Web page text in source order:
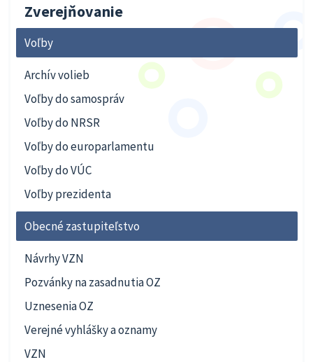
Zverejňovanie
Voľby
Archív volieb
Voľby do samospráv
Voľby do NRSR
Voľby do europarlamentu
Voľby do VÚC
Voľby prezidenta
Obecné zastupiteľstvo
Návrhy VZN
Pozvánky na zasadnutia OZ
Uznesenia OZ
Verejné vyhlášky a oznamy
VZN